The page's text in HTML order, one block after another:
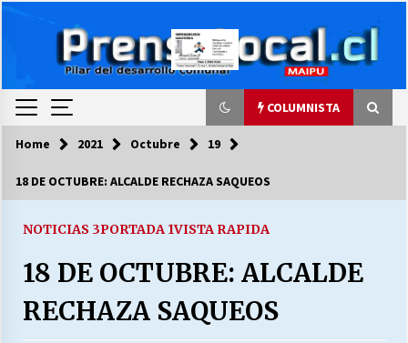
COLUMNISTA
COLUMNISTA
cuándo van a bajar?
HISTORIA
Home 2021 Octubre 19
18 DE OCTUBRE: ALCALDE RECHAZA SAQUEOS
NOTICIAS 3PORTADA 1VISTA RAPIDA
18 DE OCTUBRE: ALCALDE
RECHAZA SAQUEOS